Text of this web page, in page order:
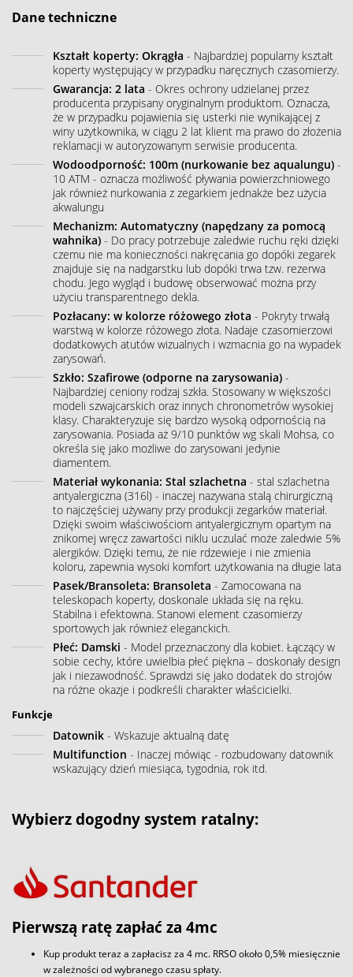
Dane techniczne
Kształt koperty: Okrągła - Najbardziej popularny kształt
koperty występujący w przypadku naręcznych czasomierzy.
Gwarancja: 2 lata - Okres ochrony udzielanej przez
producenta przypisany oryginalnym produktom. Oznacza,
że w przypadku pojawienia się usterki nie wynikającej z
winy użytkownika, w ciągu 2 lat klient ma prawo do złożenia
reklamacji w autoryzowanym serwisie producenta.
Wodoodporność: 100m (nurkowanie bez aqualungu) -
10 ATM - oznacza możliwość pływania powierzchniowego
jak również nurkowania z zegarkiem jednakże bez użycia
akwalungu
Mechanizm: Automatyczny (napędzany za pomocą
wahnika) - Do pracy potrzebuje zaledwie ruchu ręki dzięki
czemu nie ma konieczności nakręcania go dopóki zegarek
znajduje się na nadgarstku lub dopóki trwa tzw. rezerwa
chodu. Jego wygląd i budowę obserwować można przy
użyciu transparentnego dekla.
Pozłacany: w kolorze różowego złota - Pokryty trwałą
warstwą w kolorze różowego złota. Nadaje czasomierzowi
dodatkowych atutów wizualnych i wzmacnia go na wypadek
zarysowań.
Szkło: Szafirowe (odporne na zarysowania) -
Najbardziej ceniony rodzaj szkła. Stosowany w większości
modeli szwajcarskich oraz innych chronometrów wysokiej
klasy. Charakteryzuje się bardzo wysoką odpornością na
zarysowania. Posiada aż 9/10 punktów wg skali Mohsa, co
określa się jako możliwe do zarysowani jedynie
diamentem.
Materiał wykonania: Stal szlachetna - stal szlachetna
antyalergiczna (316l) - inaczej nazywana stalą chirurgiczną
to najczęściej używany przy produkcji zegarków materiał.
Dzięki swoim właściwościom antyalergicznym opartym na
znikomej wręcz zawartości niklu uczulać może zaledwie 5%
alergików. Dzięki temu, że nie rdzewieje i nie zmienia
koloru, zapewnia wysoki komfort użytkowania na długie lata
Pasek/Bransoleta: Bransoleta - Zamocowana na
teleskopach koperty, doskonale układa się na ręku.
Stabilna i efektowna. Stanowi element czasomierzy
sportowych jak również eleganckich.
Płeć: Damski - Model przeznaczony dla kobiet. Łączący w
sobie cechy, które uwielbia płeć piękna – doskonały design
jak i niezawodność. Sprawdzi się jako dodatek do strojów
na różne okazje i podkreśli charakter właścicielki.
Funkcje
Datownik - Wskazuje aktualną datę
Multifunction - Inaczej mówiąc - rozbudowany datownik
wskazujący dzień miesiąca, tygodnia, rok itd.
Wybierz dogodny system ratalny:
Pierwszą ratę zapłać za 4mc
Kup produkt teraz a zapłacisz za 4 mc. RRSO około 0,5% miesięcznie
w zależności od wybranego czasu spłaty.